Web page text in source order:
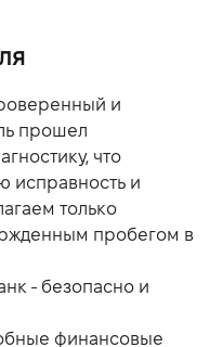
и
прошел
что
исправность и
только
пробегом в
- безопасно и
финансовые